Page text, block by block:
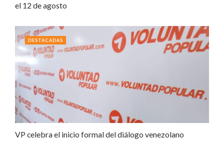
el 12 de agosto
VP celebra el inicio formal del diálogo venezolano
DESTACADAS